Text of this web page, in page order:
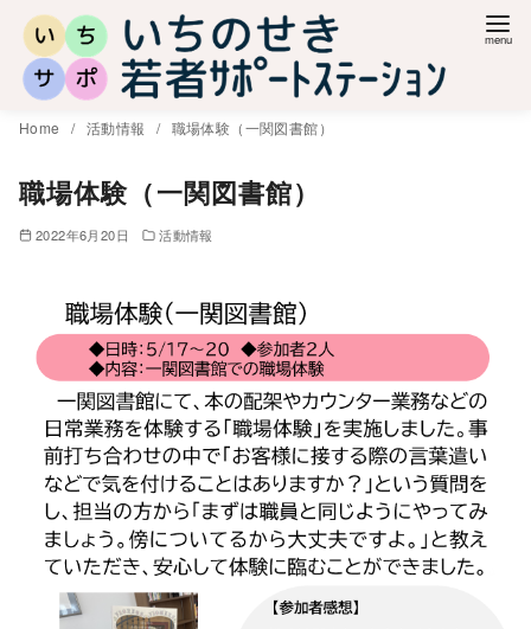
Home 活動情報 職場体験（一関図書館）
職場体験（一関図書館）
2022年6月20日 活動情報